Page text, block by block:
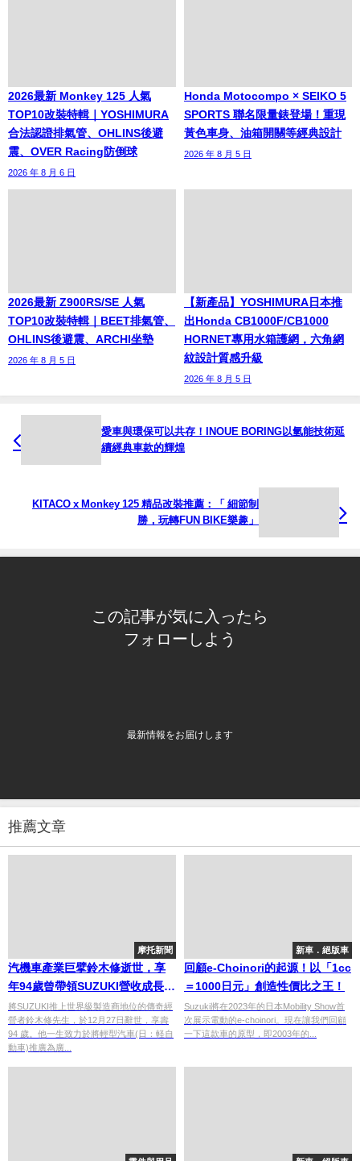
2026最新 Monkey 125 人氣
TOP10改裝特輯｜YOSHIMURA
合法認證排氣管、OHLINS後避
震、OVER Racing防倒球
2026 年 8 月 6 日
Honda Motocompo × SEIKO 5
SPORTS 聯名限量錶登場！重現
黃色車身、油箱開關等經典設計
2026 年 8 月 5 日
2026最新 Z900RS/SE 人氣
TOP10改裝特輯｜BEET排氣管、
OHLINS後避震、ARCHI坐墊
2026 年 8 月 5 日
【新產品】YOSHIMURA日本推
出Honda CB1000F/CB1000
HORNET專用水箱護網，六角網
紋設計質感升級
2026 年 8 月 5 日
愛車與環保可以共存！INOUE BORING以氫能技術延
續經典車款的輝煌
KITACO x Monkey 125 精品改裝推薦：「 細節制
勝，玩轉FUN BIKE樂趣」
この記事が気に入ったら
フォローしよう
最新情報をお届けします
推薦文章
摩托新聞
汽機車產業巨擘鈴木修逝世，享
年94歲曾帶領SUZUKI營收成長十
倍
將SUZUKI推上世界級製造商地位的傳奇經
營者鈴木修先生，於12月27日辭世，享壽
94 歲。他一生致力於將輕型汽車(日：軽自
動車)推廣為廣...
新車．絕版車
回顧e-Choinori的起源​！以「1cc
＝1000日元」創造性價比之王！
Suzuki將在2023年的日本Mobility Show首
次展示電動的e-choinori。現在讓我們回顧
一下這款車的原型，即2003年的...